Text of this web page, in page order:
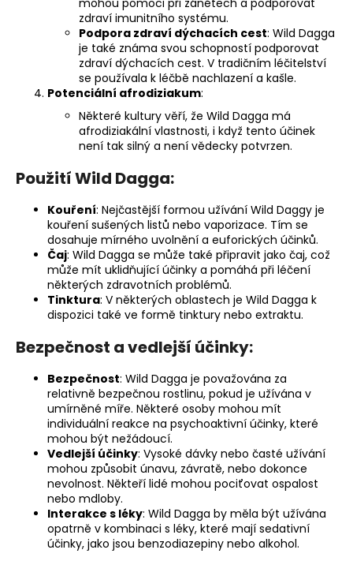
mohou pomoci při zánětech a podporovat
zdraví imunitního systému.
Podpora zdraví dýchacích cest: Wild Dagga
je také známa svou schopností podporovat
zdraví dýchacích cest. V tradičním léčitelství
se používala k léčbě nachlazení a kašle.
Potenciální afrodiziakum:
Některé kultury věří, že Wild Dagga má
afrodiziakální vlastnosti, i když tento účinek
není tak silný a není vědecky potvrzen.
Použití Wild Dagga:
Kouření: Nejčastější formou užívání Wild Daggy je
kouření sušených listů nebo vaporizace. Tím se
dosahuje mírného uvolnění a euforických účinků.
Čaj: Wild Dagga se může také připravit jako čaj, což
může mít uklidňující účinky a pomáhá při léčení
některých zdravotních problémů.
Tinktura: V některých oblastech je Wild Dagga k
dispozici také ve formě tinktury nebo extraktu.
Bezpečnost a vedlejší účinky:
Bezpečnost: Wild Dagga je považována za
relativně bezpečnou rostlinu, pokud je užívána v
umírněné míře. Některé osoby mohou mít
individuální reakce na psychoaktivní účinky, které
mohou být nežádoucí.
Vedlejší účinky: Vysoké dávky nebo časté užívání
mohou způsobit únavu, závratě, nebo dokonce
nevolnost. Někteří lidé mohou pociťovat ospalost
nebo mdloby.
Interakce s léky: Wild Dagga by měla být užívána
opatrně v kombinaci s léky, které mají sedativní
účinky, jako jsou benzodiazepiny nebo alkohol.